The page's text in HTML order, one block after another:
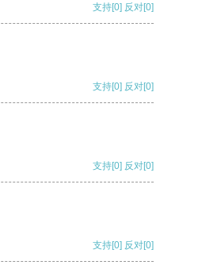
支持[0] 反对[0]
支持[0] 反对[0]
支持[0] 反对[0]
支持[0] 反对[0]